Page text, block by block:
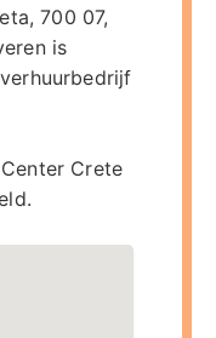
700 07,
is
Crete